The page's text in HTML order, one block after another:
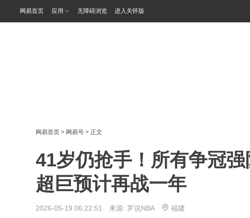
网易首页 应用 无障碍浏览 进入关怀版
网易首页 > 网易号 > 正文
41岁仍抢手！所有争冠
超巨预计再战一年
2026-05-19 06:22:51 来源: 罗说NBA 福建